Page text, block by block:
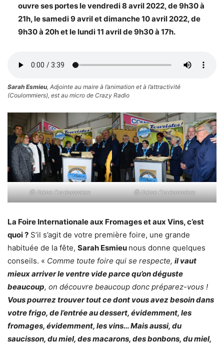
ouvre ses portes le vendredi 8 avril 2022, de 9h30 à
21h, le samedi 9 avril et dimanche 10 avril 2022, de
9h30 à 20h et le lundi 11 avril de 9h30 à 17h.
Sarah Esmieu, Adjointe au maire à l’animation et à l’attractivité
(Coulommiers), est au micro de Crazy Radio
@J’aime Coulommiers @J’aime Coulommiers
La Foire Internationale aux Fromages et aux Vins, c’est
quoi ? S’il s’agit de votre première foire, une grande
habituée de la fête, Sarah Esmieu nous donne quelques
conseils. « Comme toute foire qui se respecte, il vaut
mieux arriver le ventre vide parce qu’on déguste
beaucoup, on découvre beaucoup donc préparez-vous !
Vous pourrez trouver tout ce dont vous avez besoin dans
votre frigo, de l’entrée au dessert, évidemment, les
fromages, évidemment, les vins… Mais aussi, du
saucisson, du miel, des macarons, des bonbons, du miel,